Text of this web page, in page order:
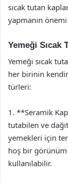
sıcak tutan
yapmanın
Yemeği Sıcak
Yemeği sıcak
her birinin
türleri:
1. **Seramik
tutabilen ve
yemekleri için
hoş bir görünüm
kullanılabilir.